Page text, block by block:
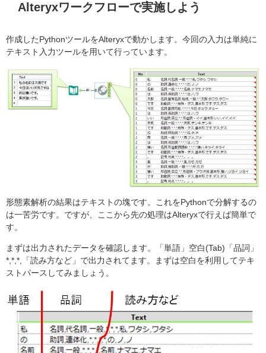
Alteryxワークフローで実施しよう
作成したPythonツールをAlteryxで動かします。今回の入力は単純に
テキスト入力ツールを用いて行っています。
形態素解析の結果はテキストの塊です。これをPythonで分解するの
は一苦労です。ですが、ここから先の処理はAlteryxで行えば簡単で
す。
まずは出力されたデータを確認します。「単語」空白(Tab)「品詞」
*,*,*,「読み方など」で出力されてます。まずは空白を利用してテキ
ストパースしてみましょう。